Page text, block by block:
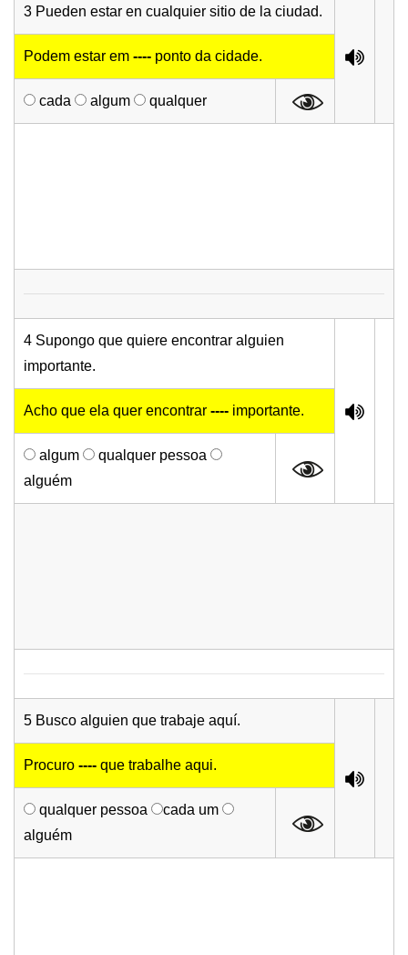
3 Pueden estar en cualquier sitio de la ciudad.
Podem estar em ---- ponto da cidade.
cada algum qualquer
4 Supongo que quiere encontrar alguien
importante.
Acho que ela quer encontrar ---- importante.
algum
qualquer pessoa
alguém
5 Busco alguien que trabaje aquí.
Procuro ---- que trabalhe aqui.
qualquer pessoa
cada um
alguém